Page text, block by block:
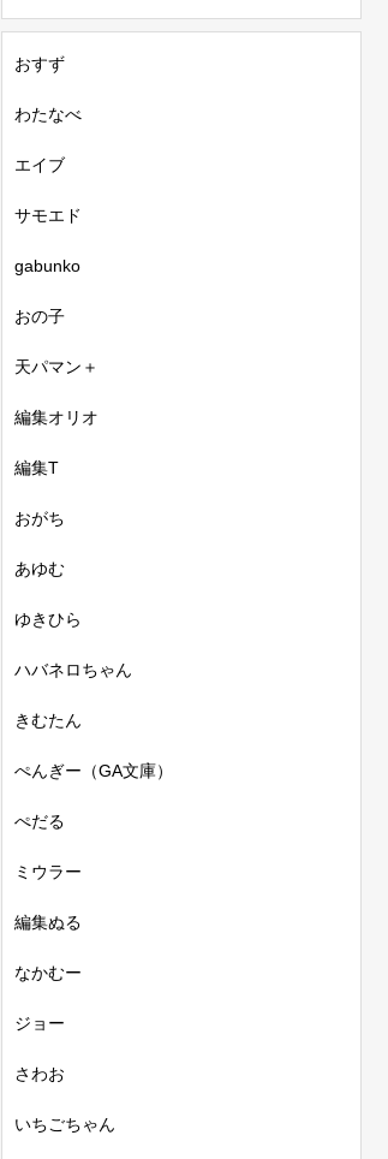
おすず
わたなべ
エイブ
サモエド
gabunko
おの子
天パマン＋
編集オリオ
編集T
おがち
あゆむ
ゆきひら
ハバネロちゃん
きむたん
ぺんぎー（GA文庫）
ぺだる
ミウラー
編集ぬる
なかむー
ジョー
さわお
いちごちゃん